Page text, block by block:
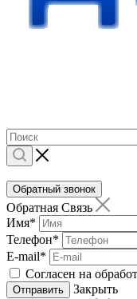
Обратный звонок
Обратная Связь
Имя*
Телефон*
E-mail*
Согласен на
Отправить
Закрыть